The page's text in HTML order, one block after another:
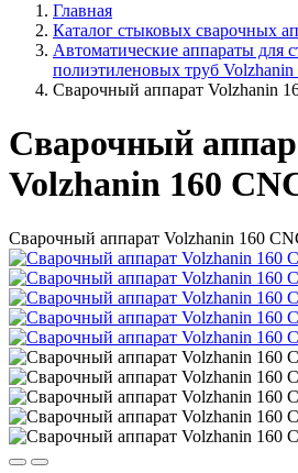
Главная
Каталог стыковых сварочных
Автоматические аппараты для
полиэтиленовых труб
Сварочный аппарат Volzhanin
Сварочный
Volzhanin 160
Сварочный аппарат Volzhanin 160